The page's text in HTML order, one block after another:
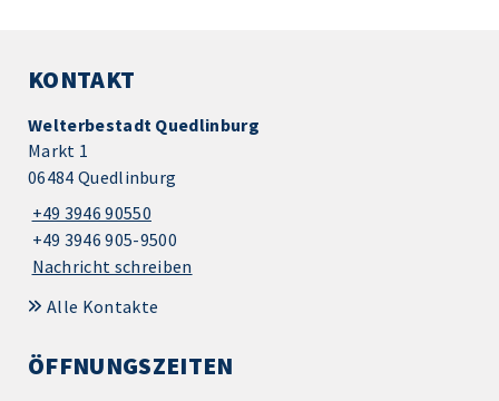
KONTAKT
Welterbestadt Quedlinburg
Markt 1
06484 Quedlinburg
+49 3946 90550
+49 3946 905-9500
Nachricht schreiben
Alle Kontakte
ÖFFNUNGSZEITEN